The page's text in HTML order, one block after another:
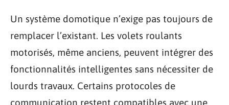
Un système domotique n’exige pas toujours de
remplacer l’existant. Les volets roulants
motorisés, même anciens, peuvent intégrer des
fonctionnalités intelligentes sans nécessiter de
lourds travaux. Certains protocoles de
communication restent compatibles avec une